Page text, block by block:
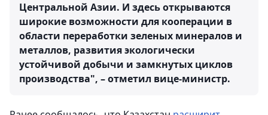
Центральной Азии. И здесь открываются
широкие возможности для кооперации в
области переработки зеленых минералов и
металлов, развития экологически
устойчивой добычи и замкнутых циклов
производства", – отметил вице-министр.